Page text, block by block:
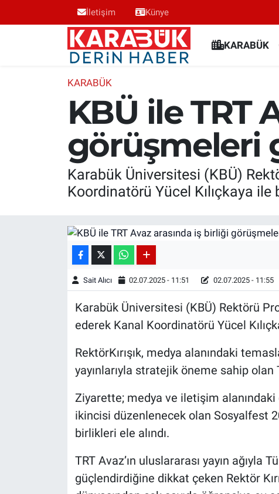
İletişim Künye
KARABÜK
KARABÜK
KBÜ ile TRT
görüşmeleri
Karabük Üniversitesi (KBÜ)
Koordinatörü Yücel Kılıçkaya ile
Sait Alıcı 02.07.2025 - 11:51 02.07.2025 - 11:55
Karabük Üniversitesi (KBÜ) Rektörü
ederek Kanal Koordinatörü Yücel
RektörKırışık, medya alanındaki
yayınlarıyla stratejik öneme sahip olan
Ziyarette; medya ve iletişim alanındaki
ikincisi düzenlenecek olan Sosyalfest
birlikleri ele alındı.
TRT Avaz’ın uluslararası yayın ağıyla
güçlendirdiğine dikkat çeken Rektör
Karabük Nöbetçi Eczaneler
Karabük Hava Durumu
Karabük Trafik Yoğunluk Haritası
Süper Lig Puan Durumu ve Fikstür
Tüm Manşetler
Son Dakika Haberleri
Haber Arşivi